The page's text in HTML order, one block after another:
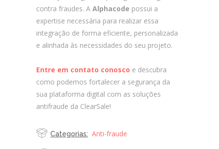
contra fraudes. A Alphacode possui a
expertise necessária para realizar essa
integração de forma eficiente, personalizada
e alinhada às necessidades do seu projeto.
Entre em contato conosco e descubra
como podemos fortalecer a segurança da
sua plataforma digital com as soluções
antifraude da ClearSale!
Categorias: Anti-fraude